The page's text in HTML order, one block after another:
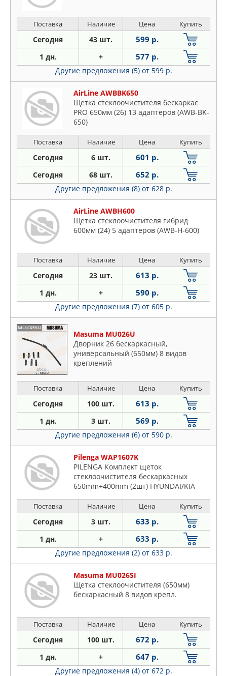
Поставка Наличие Цена Купить
Сегодня 43 шт. 599 р.
1 дн. + 577 р.
Другие предложения (5) от 599 р.
AirLine AWBBK650
Щетка стеклоочистителя бескаркас
PRO 650мм (26) 13 адаптеров (AWB-BK-
650)
Поставка Наличие Цена Купить
Сегодня 6 шт. 601 р.
Сегодня 68 шт. 652 р.
Другие предложения (8) от 628 р.
AirLine AWBH600
Щетка стеклоочистителя гибрид
600мм (24) 5 адаптеров (AWB-H-600)
Поставка Наличие Цена Купить
Сегодня 23 шт. 613 р.
1 дн. + 590 р.
Другие предложения (7) от 605 р.
Masuma MU026U
Дворник 26 бескаркасный,
универсальный (650мм) 8 видов
креплений
Поставка Наличие Цена Купить
Сегодня 100 шт. 613 р.
1 дн. 3 шт. 569 р.
Другие предложения (6) от 590 р.
Pilenga WAP1607K
PILENGA Комплект щеток
стеклоочистителя бескаркасных
650mm+400mm (2шт) HYUNDAI/KIA
Поставка Наличие Цена Купить
Сегодня 3 шт. 633 р.
1 дн. + 633 р.
Другие предложения (2) от 633 р.
Masuma MU026SI
Щетка стеклоочистителя (650мм)
бескаркасный 8 видов крепл.
Поставка Наличие Цена Купить
Сегодня 100 шт. 672 р.
1 дн. + 647 р.
Другие предложения (4) от 672 р.